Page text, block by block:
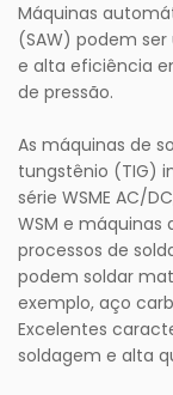
Máquinas
(SAW) podem
e alta eficiência
de pressão.
As máquinas de
tungstênio (TIG)
série WSME AC/
WSM e máquinas
processos de
podem soldar
exemplo, aço
Excelentes
soldagem e alta